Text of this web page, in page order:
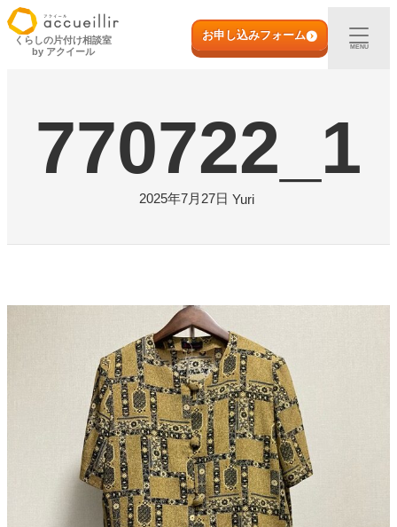
内
容
初めての方へ
宅配買取
店頭買取
ご利用実例
店舗一覧
よくある質問
お問い合わせ
0120-29-5302
受付時間9:00〜18:00（年中無休※年末年始は除く）
くらしの片付け相談室
by アクイール
お申し込みフォーム
MENU
770722_1
2025年7月27日 Yuri